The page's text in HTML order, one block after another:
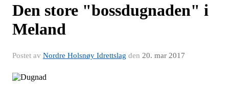
Den store "bossdugnaden" i
Meland
Postet av Nordre Holsnøy Idrettslag den 20. mar 2017